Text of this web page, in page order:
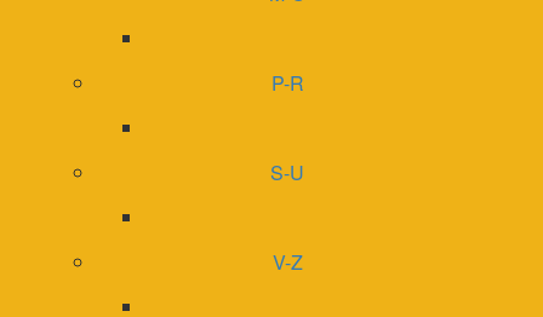
P-R
S-U
V-Z